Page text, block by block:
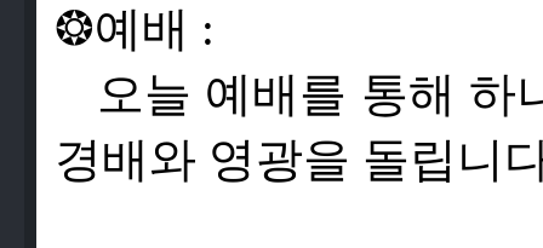
❂예배 :
오늘 예배를 통해 하
경배와 영광을 돌립 니